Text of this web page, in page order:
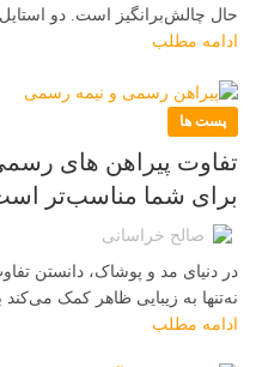
حال چالش‌برانگیز است. دو
ادامه مطلب
پست ها
تفاوت پیراهن های
برای شما مناسب‌تر
صالح خراسانی
در دنیای مد و پوشاک، دانستن
نه‌تنها به زیبایی ظاهر کمک می‌کند
ادامه مطلب